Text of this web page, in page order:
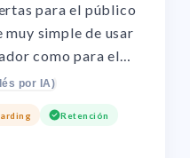
para el público
simple de usar
como para el
sea muy simple
y asegura que
que realmente
por IA)
Retención